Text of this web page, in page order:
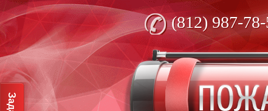
(812) 987-